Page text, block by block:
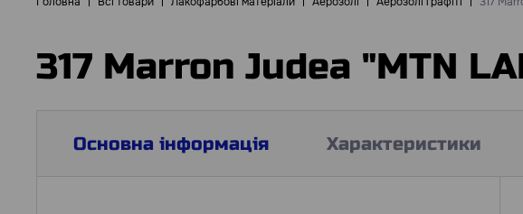
317 Marron Judea "MTN
Основна інформація Характеристики